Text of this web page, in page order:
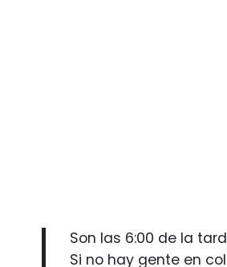
Son las 6:00 de la
Si no hay gente en